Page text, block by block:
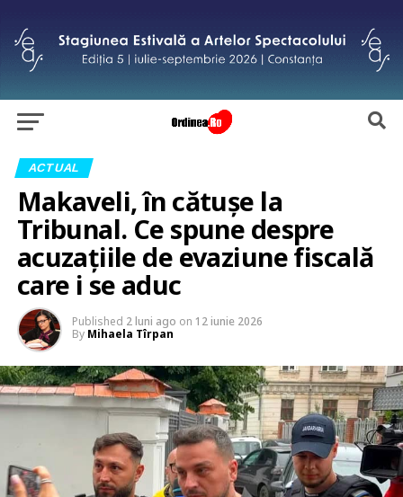
ACTUAL
Makaveli, în cătușe la
Tribunal. Ce spune despre
acuzațiile de evaziune fiscală
care i se aduc
Published 2 luni ago on 12 iunie 2026
By Mihaela Tîrpan